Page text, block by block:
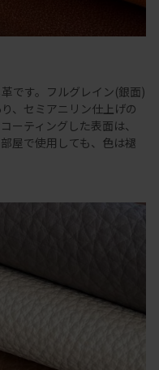
です。フルグレイン(銀面)
、セミアニリン仕上げの
ーティングした表面は、
屋で使用しても、色は褪